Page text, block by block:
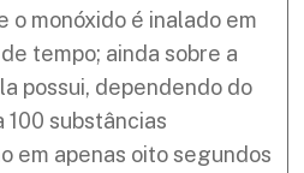
o monóxido é inalado em
tempo; ainda sobre a
possui, dependendo do
substâncias
em apenas oito segundos